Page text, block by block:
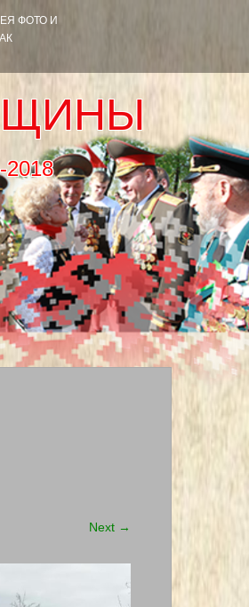
ФОТО И
TIBO-2018
Next →